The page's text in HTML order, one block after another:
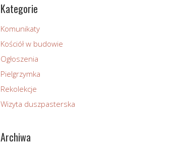
Kategorie
Komunikaty
Kościół w budowie
Ogłoszenia
Pielgrzymka
Rekolekcje
Wizyta duszpasterska
Archiwa